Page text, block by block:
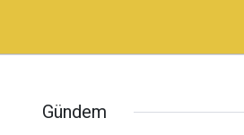
Gündem